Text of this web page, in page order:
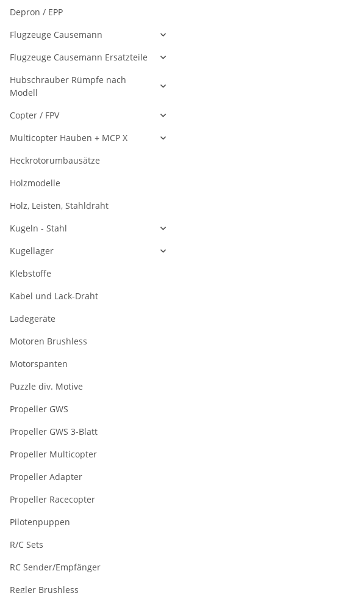
Depron / EPP
Flugzeuge Causemann
Flugzeuge Causemann Ersatzteile
Hubschrauber Rümpfe nach
Modell
Copter / FPV
Multicopter Hauben + MCP X
Heckrotorumbausätze
Holzmodelle
Holz, Leisten, Stahldraht
Kugeln - Stahl
Kugellager
Klebstoffe
Kabel und Lack-Draht
Ladegeräte
Motoren Brushless
Motorspanten
Puzzle div. Motive
Propeller GWS
Propeller GWS 3-Blatt
Propeller Multicopter
Propeller Adapter
Propeller Racecopter
Pilotenpuppen
R/C Sets
RC Sender/Empfänger
Regler Brushless